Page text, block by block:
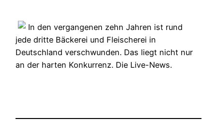
In den vergangenen zehn Jahren ist rund
jede dritte Bäckerei und Fleischerei in
Deutschland verschwunden. Das liegt nicht nur
an der harten Konkurrenz. Die Live-News.